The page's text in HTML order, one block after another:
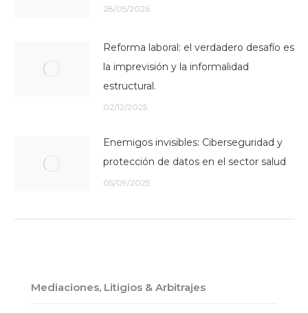
28/05/2026
Reforma laboral: el verdadero desafío es
la imprevisión y la informalidad
estructural.
02/12/2025
Enemigos invisibles: Ciberseguridad y
protección de datos en el sector salud
05/09/2025
Mediaciones, Litigios & Arbitrajes